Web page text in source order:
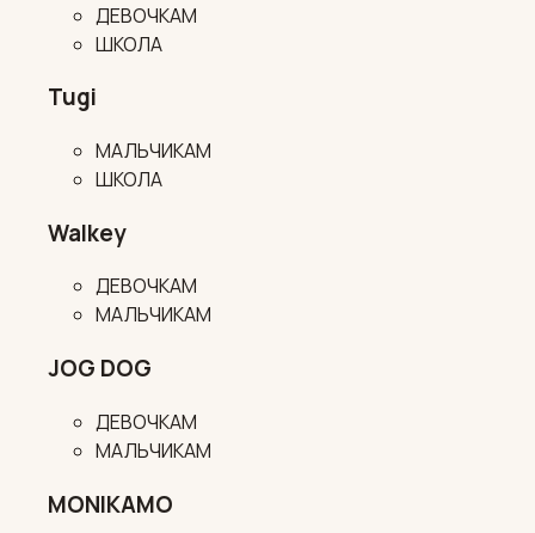
ДЕВОЧКАМ
ШКОЛА
Tugi
МАЛЬЧИКАМ
ШКОЛА
Walkey
ДЕВОЧКАМ
МАЛЬЧИКАМ
JOG DOG
ДЕВОЧКАМ
МАЛЬЧИКАМ
MONIKAMO